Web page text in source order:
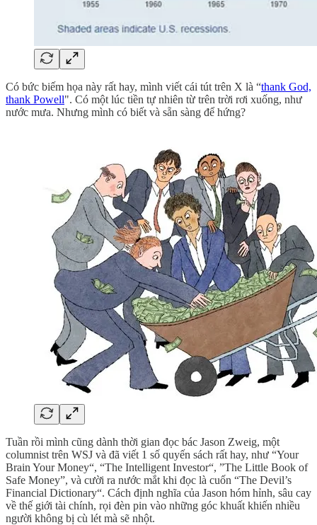
Có bức biếm họa này rất hay, mình viết cái tút trên X là “thank God,
thank Powell". Có một lúc tiền tự nhiên từ trên trời rơi xuống, như
nước mưa. Nhưng mình có biết và sẵn sàng để hứng?
Tuần rồi mình cũng dành thời gian đọc bác Jason Zweig, một
columnist trên WSJ và đã viết 1 số quyến sách rất hay, như “Your
Brain Your Money“, “The Intelligent Investor“, ”The Little Book of
Safe Money”, và cười ra nước mắt khi đọc là cuốn “The Devil’s
Financial Dictionary“. Cách định nghĩa của Jason hóm hỉnh, sâu cay
về thế giới tài chính, rọi đèn pin vào những góc khuất khiến nhiều
người không bị cù lét mà sẽ nhột.